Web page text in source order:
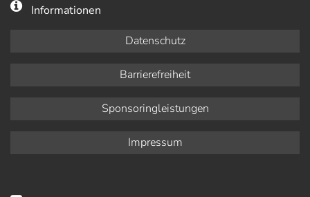
Informationen
Datenschutz
Barrierefreiheit
Sponsoringleistungen
Impressum